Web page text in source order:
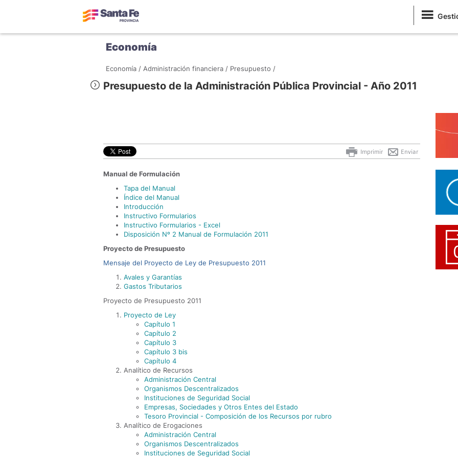
Economía
Economía / Administración financiera / Presupuesto /
Presupuesto de la Administración Pública Provincial - Año 2011
Enviar
Imprimir
Manual de Formulación
Tapa del Manual
Índice del Manual
Introducción
Instructivo Formularios
Instructivo Formularios - Excel
Disposición Nº 2 Manual de Formulación 2011
Proyecto de Presupuesto
Mensaje del Proyecto de Ley de Presupuesto 2011
Avales y Garantías
Gastos Tributarios
Proyecto de Presupuesto 2011
Proyecto de Ley
Capítulo 1
Capítulo 2
Capítulo 3
Capítulo 3 bis
Capítulo 4
Analítico de Recursos
Administración Central
Organismos Descentralizados
Instituciones de Seguridad Social
Empresas, Sociedades y Otros Entes del Estado
Tesoro Provincial - Composición de los Recursos por rubro
Analítico de Erogaciones
Administración Central
Organismos Descentralizados
Instituciones de Seguridad Social